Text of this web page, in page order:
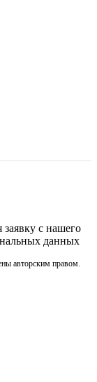
с нашего
данных
авторским правом.